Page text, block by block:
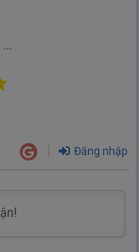
Đăng nhập